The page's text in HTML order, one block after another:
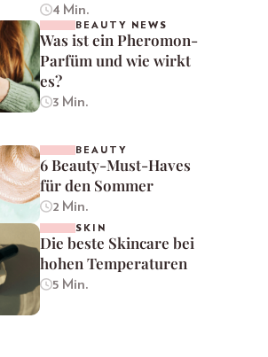
4 Min.
BEAUTY NEWS
Was ist ein Pheromon-
Parfüm und wie wirkt
es?
3 Min.
BEAUTY
6 Beauty-Must-Haves
für den Sommer
2 Min.
SKIN
Die beste Skincare bei
hohen Temperaturen
5 Min.